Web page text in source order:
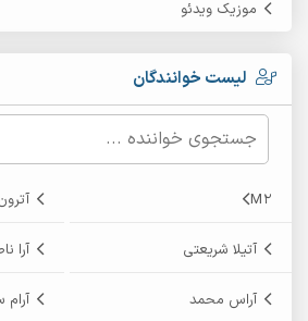
موزیک ویدئو
لیست خوانندگان
M2
آتیلا شریعتی آرا
آراس محمد آرام